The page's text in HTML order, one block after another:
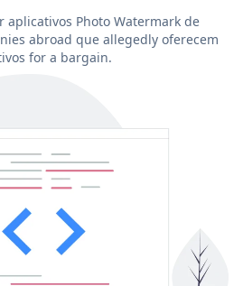
Photo Watermark de
abroad que allegedly oferecem
for a bargain.